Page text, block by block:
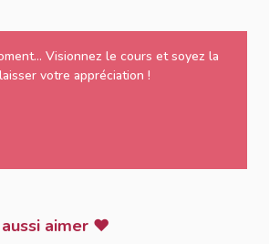
Visionnez le cours et soyez la
votre appréciation !
aimer ♥